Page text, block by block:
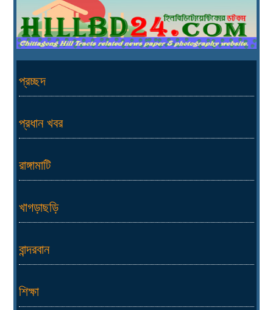
প্রচ্ছদ
প্রধান খবর
রাঙ্গামাটি
খাগড়াছড়ি
বান্দরবান
শিক্ষা